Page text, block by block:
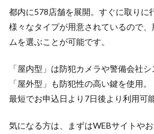
都内に578店舗を展開。すぐに取りに
様々なタイプが用意されているので
ムを選ぶことが可能です。
「屋内型」は防犯カメラや警備会社シ
「屋外型」も防犯性の高い鍵を使用。
最短でお申込日より7日後より利用可
気になる方は、まずはWEBサイトや